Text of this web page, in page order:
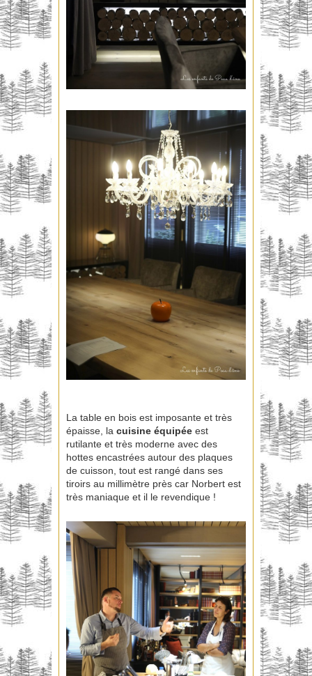
La table en bois est imposante et très
épaisse, la cuisine équipée est
rutilante et très moderne avec des
hottes encastrées autour des plaques
de cuisson, tout est rangé dans ses
tiroirs au millimètre près car Norbert est
très maniaque et il le revendique !